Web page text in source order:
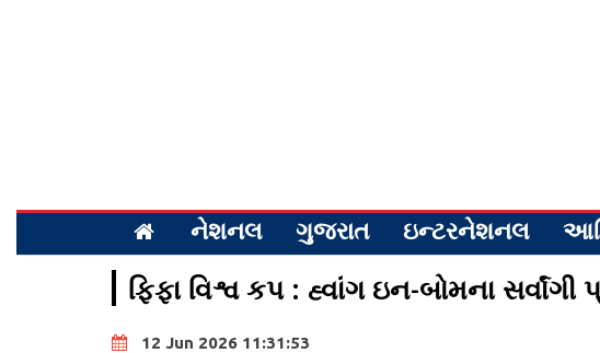
નેશનલ ગુજરાત ઇન્ટરનેશનલ
ફિફા વિશ્વ કપ : હ્વાંગ ઇન-બોમના
12 Jun 2026 11:31:53